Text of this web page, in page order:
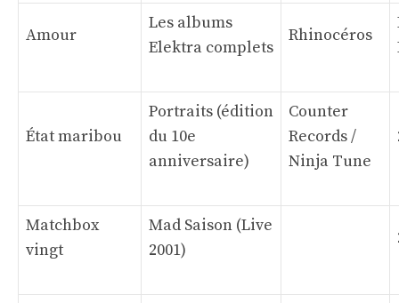
Amour
Les albums
Elektra complets
Rhinocéros
État maribou
Portraits (édition
du 10e
anniversaire)
Counter
Records /
Ninja Tune
Matchbox
vingt
Mad Saison (Live
2001)